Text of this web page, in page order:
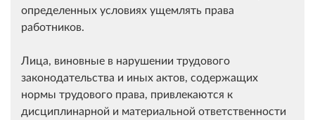
определенных условиях ущемлять права
работников.
Лица, виновные в нарушении трудового
законодательства и иных актов, содержащих
нормы трудового права, привлекаются к
дисциплинарной и материальной ответственности